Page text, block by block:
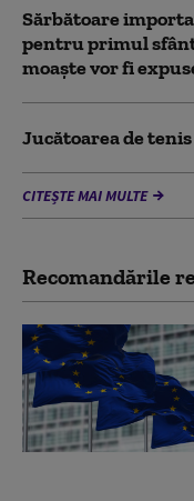
Sărbătoare
pentru primul
moaște vor fi
Jucătoarea de
CITEȘTE MAI MULTE
Recomandările